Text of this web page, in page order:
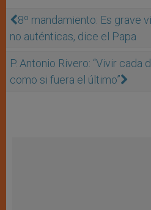
8º mandamiento: Es grave
no auténticas, dice el Papa
P. Antonio Rivero: “Vivir
como si fuera el último”